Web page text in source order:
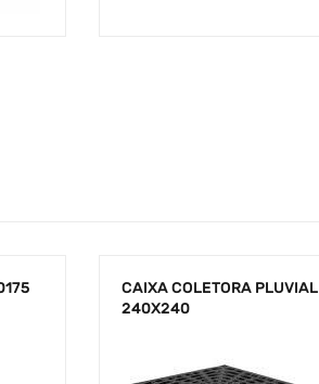
CAIXA COLETORA PLUVIAL
240X240